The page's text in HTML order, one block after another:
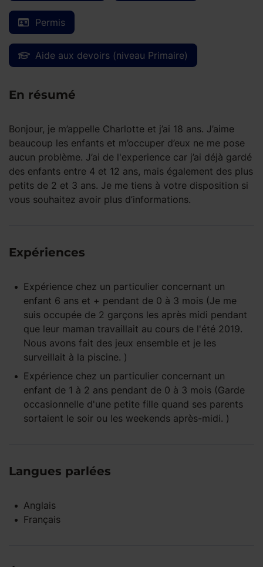
Permis
Aide aux devoirs (niveau Primaire)
En résumé
Bonjour, je m’appelle Charlotte et j’ai 18 ans. J’aime
beaucoup les enfants et m’occuper d’eux ne me pose
aucun problème. J’ai de l'experience car j’ai déjà gardé
des enfants entre 4 et 12 ans, mais également des plus
petits de 2 et 3 ans. Je me tiens à votre disposition si
vous souhaitez avoir plus d’informations.
Expériences
Expérience chez un particulier concernant un
enfant 6 ans et + pendant de 0 à 3 mois (Je me
suis occupée de 2 garçons les après midi pendant
que leur maman travaillait au cours de l'été 2019.
Nous avons fait des jeux ensemble et je les
surveillait à la piscine. )
Expérience chez un particulier concernant un
enfant de 1 à 2 ans pendant de 0 à 3 mois (Garde
occasionnelle d'une petite fille quand ses parents
sortaient le soir ou les weekends après-midi. )
Langues parlées
Anglais
Français